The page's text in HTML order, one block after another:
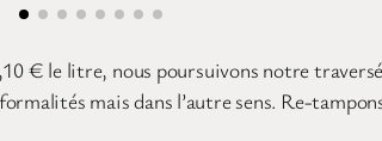
€ le litre, nous poursuivons notre
mais dans l’autre sens. Re-